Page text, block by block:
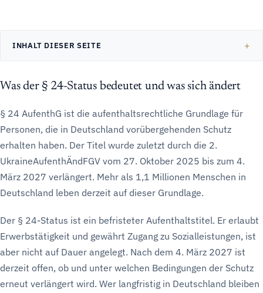
INHALT DIESER SEITE
Was der § 24-Status bedeutet und was sich ändert
§ 24 AufenthG ist die aufenthaltsrechtliche Grundlage für
Personen, die in Deutschland vorübergehenden Schutz
erhalten haben. Der Titel wurde zuletzt durch die 2.
UkraineAufenthÄndFGV vom 27. Oktober 2025 bis zum 4.
März 2027 verlängert. Mehr als 1,1 Millionen Menschen in
Deutschland leben derzeit auf dieser Grundlage.
Der § 24-Status ist ein befristeter Aufenthaltstitel. Er erlaubt
Erwerbstätigkeit und gewährt Zugang zu Sozialleistungen, ist
aber nicht auf Dauer angelegt. Nach dem 4. März 2027 ist
derzeit offen, ob und unter welchen Bedingungen der Schutz
erneut verlängert wird. Wer langfristig in Deutschland bleiben